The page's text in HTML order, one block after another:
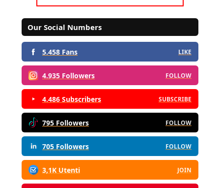
Our Social Numbers
5.458 Fans LIKE
4.935 Followers FOLLOW
4.486 Subscribers SUBSCRIBE
795 Followers FOLLOW
705 Followers FOLLOW
3,1K Utenti JOIN